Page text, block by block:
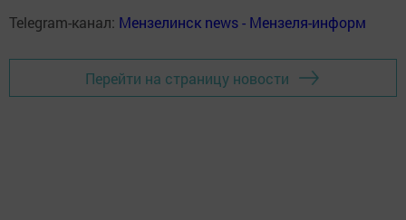
Telegram-канал: Мензелинск news - Мензеля-информ
Перейти на страницу новости